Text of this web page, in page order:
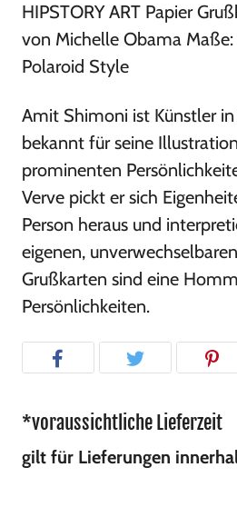
HIPSTORY ART Papier
von Michelle Obama Maße:
Polaroid Style
Amit Shimoni ist Künstler in
bekannt für seine
prominenten
Verve pickt er sich
Person heraus und
eigenen,
Grußkarten sind eine
Persönlichkeiten.
*voraussichtliche Lieferzeit
gilt für Lieferungen